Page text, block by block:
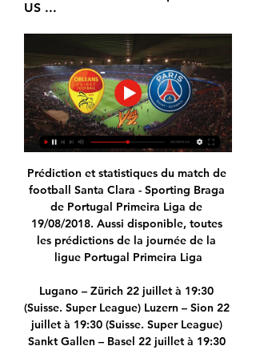
US ...
Prédiction et statistiques du match de
football Santa Clara - Sporting Braga
de Portugal Primeira Liga de
19/08/2018. Aussi disponible, toutes
les prédictions de la journée de la
ligue Portugal Primeira Liga
Lugano – Zürich 22 juillet à 19:30
(Suisse. Super League) Luzern – Sion 22
juillet à 19:30 (Suisse. Super League)
Sankt Gallen – Basel 22 juillet à 19:30